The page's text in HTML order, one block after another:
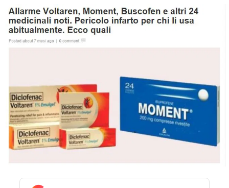
SALUTE E MEDICINA
INTRATTENIMENTO
COMPLOTTI, LEGGENDE URBANE ED
EVERGREEN